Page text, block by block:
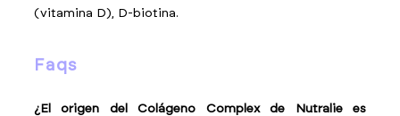
(vitamina D), D-biotina.
faqs
¿El origen del Colágeno Complex de Nutralie es